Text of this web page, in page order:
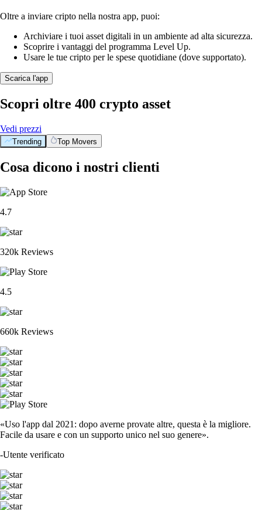
Oltre a inviare cripto nella nostra app, puoi:
Archiviare i tuoi asset digitali in un ambiente ad alta sicurezza.
Scoprire i vantaggi del programma Level Up.
Usare le tue cripto per le spese quotidiane (dove supportato).
Scarica l'app
Scopri oltre 400 crypto asset
Vedi prezzi
Trending Top Movers
Cosa dicono i nostri clienti
4.7
320k Reviews
4.5
660k Reviews
«Uso l'app dal 2021: dopo averne provate altre, questa è la migliore.
Facile da usare e con un supporto unico nel suo genere».
-Utente verificato